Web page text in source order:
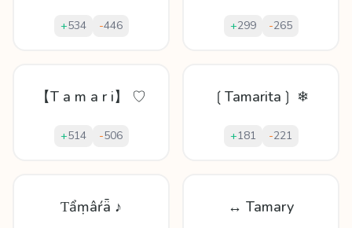
+534 -446 +299 -265
【T a m a r i】 ♡
+514 -506
❲Tamarita❳ ❄
+181 -221
Ƭẩṃâŕǟ ♪ ↔ Tamary